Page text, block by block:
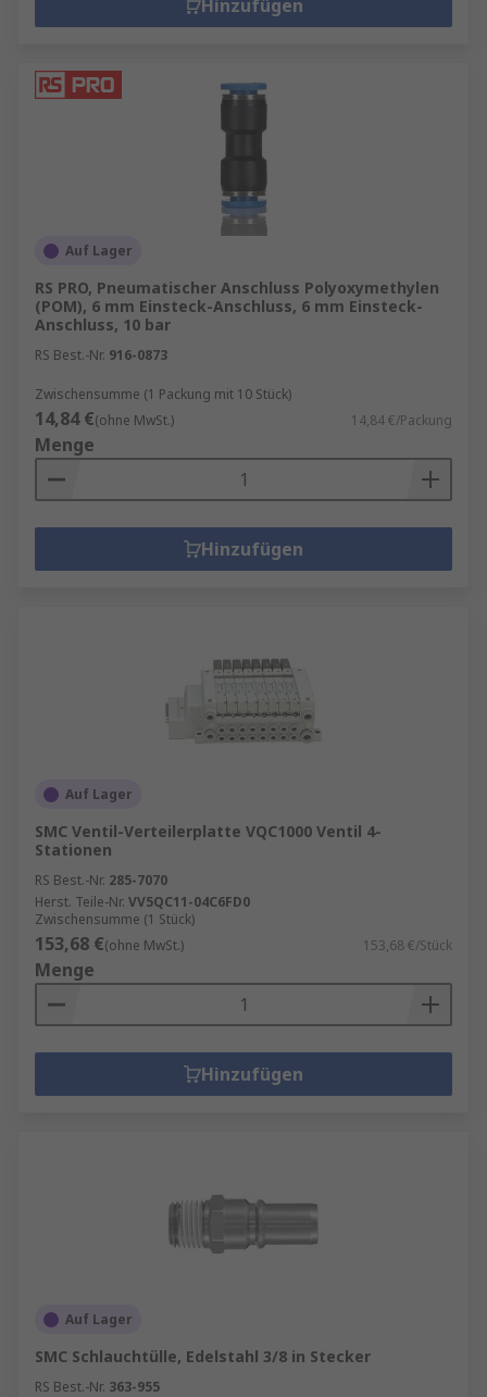
Hinzufügen
Auf Lager
RS PRO, Pneumatischer Anschluss Polyoxymethylen
(POM), 6 mm Einsteck-Anschluss, 6 mm Einsteck-
Anschluss, 10 bar
RS Best.-Nr. 916-0873
Zwischensumme (1 Packung mit 10 Stück)
14,84 €(ohne MwSt.) 14,84 €/Packung
Menge
Hinzufügen
Auf Lager
SMC Ventil-Verteilerplatte VQC1000 Ventil 4-
Stationen
RS Best.-Nr. 285-7070
Herst. Teile-Nr. VV5QC11-04C6FD0
Zwischensumme (1 Stück)
153,68 €(ohne MwSt.) 153,68 €/Stück
Menge
Hinzufügen
Auf Lager
SMC Schlauchtülle, Edelstahl 3/8 in Stecker
RS Best.-Nr. 363-955